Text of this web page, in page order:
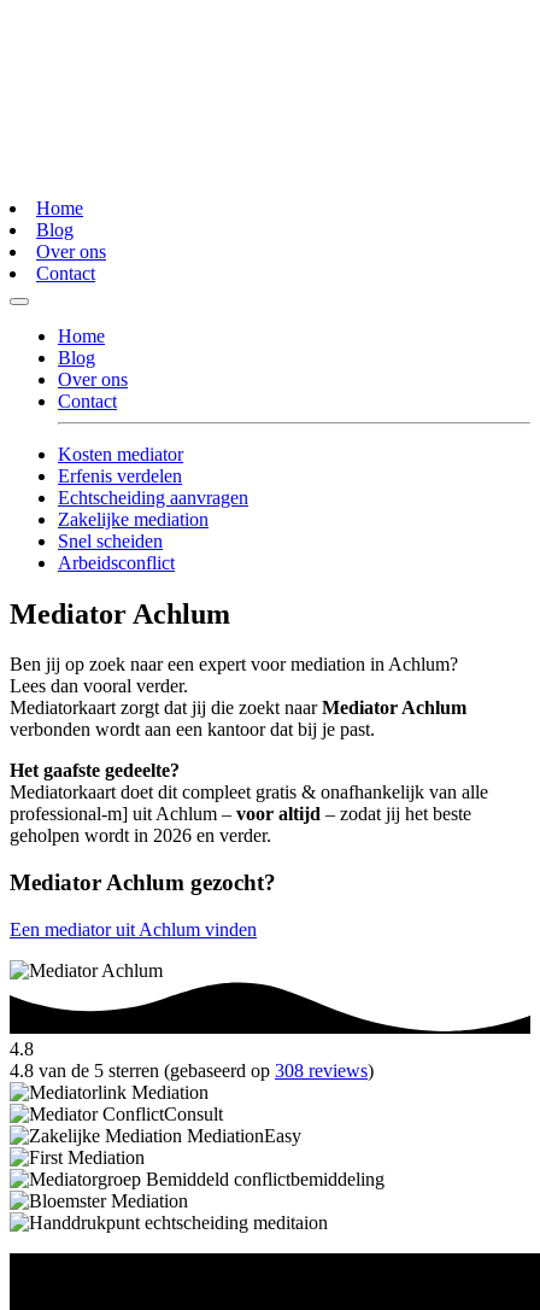
Home
Blog
Over ons
Contact
Home
Blog
Over ons
Contact
Kosten mediator
Erfenis verdelen
Echtscheiding aanvragen
Zakelijke mediation
Snel scheiden
Arbeidsconflict
Mediator Achlum
Ben jij op zoek naar een expert voor mediation in Achlum?
Lees dan vooral verder.
Mediatorkaart zorgt dat jij die zoekt naarMediator Achlum
verbonden wordt aan een kantoor dat bij je past.
Het gaafste gedeelte?
Mediatorkaart doet dit compleet gratis & onafhankelijk van alle
professional-m] uit Achlum – voor altijd – zodat jij het beste
geholpen wordt in 2026 en verder.
Mediator Achlum gezocht?
Een mediator uit Achlum vinden
4.8
4.8 van de 5 sterren (gebaseerd op 308 reviews)